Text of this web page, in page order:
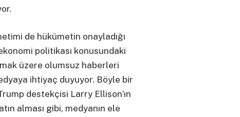
de hükümetin onayladığı
politikası konusundaki
üzere olumsuz haberleri
ihtiyaç duyuyor. Böyle bir
destekçisi Larry Ellison’ın
alması gibi, medyanın ele